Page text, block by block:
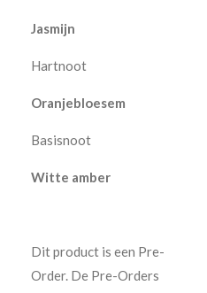
Jasmijn
Hartnoot
Oranjebloesem
Basisnoot
Witte amber
Dit product is een Pre-
Order. De Pre-Orders